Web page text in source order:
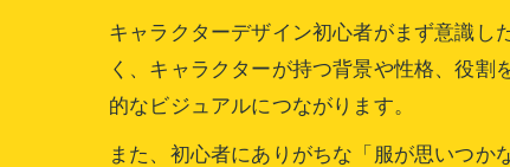
キャラクターデザイン初心者がまず意識し
く、キャラクターが持つ背景や性格、役
的なビジュアルにつながります。
また、初心者にありがちな「服が思いつ